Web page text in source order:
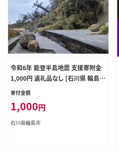
令和6年 能登半島地震 支援寄附金
1,000円 返礼品なし [石川県 輪島
市] 災害支援 被災地支援
寄付金額
1,000円
石川県輪島市